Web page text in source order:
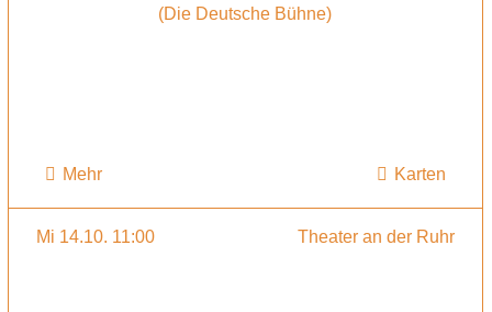
(Die Deutsche Bühne)
Mehr Karten
Mi 14.10. 11:00 Theater an der Ruhr